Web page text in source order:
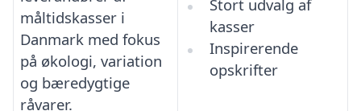
måltidskasser i
Danmark med fokus
på økologi, variation
og bæredygtige
råvarer.
Stort udvalg af
kasser
Inspirerende
opskrifter